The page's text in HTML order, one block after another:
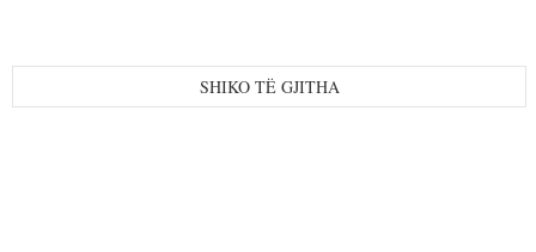
SHIKO TË GJITHA